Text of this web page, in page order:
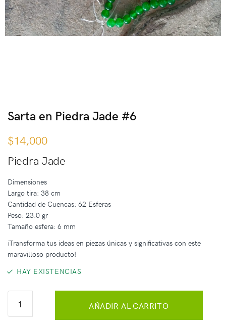
Sarta en Piedra Jade #6
$14,000
Piedra Jade
Dimensiones
Largo tira: 38 cm
Cantidad de Cuencas: 62 Esferas
Peso: 23.0 gr
Tamaño esfera: 6 mm
¡Transforma tus ideas en piezas únicas y significativas con este
maravilloso producto!
HAY EXISTENCIAS
AÑADIR AL CARRITO